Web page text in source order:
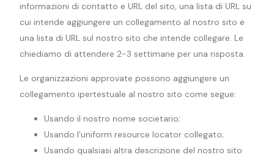
informazioni di contatto e URL del sito, una lista di URL su
cui intende aggiungere un collegamento al nostro sito e
una lista di URL sul nostro sito che intende collegare. Le
chiediamo di attendere 2-3 settimane per una risposta.
Le organizzazioni approvate possono aggiungere un
collegamento ipertestuale al nostro sito come segue:
Usando il nostro nome societario;
Usando l’uniform resource locator collegato;
Usando qualsiasi altra descrizione del nostro sito